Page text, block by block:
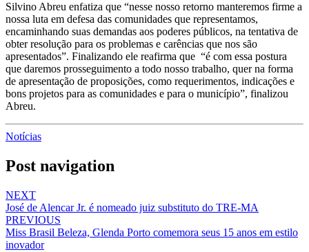
Silvino Abreu enfatiza que “nesse nosso retorno manteremos firme a
nossa luta em defesa das comunidades que representamos,
encaminhando suas demandas aos poderes públicos, na tentativa de
obter resolução para os problemas e carências que nos são
apresentados”. Finalizando ele reafirma que “é com essa postura
que daremos prosseguimento a todo nosso trabalho, quer na forma
de apresentação de proposições, como requerimentos, indicações e
bons projetos para as comunidades e para o município”, finalizou
Abreu.
Notícias
Post navigation
NEXT
José de Alencar Jr. é nomeado juiz substituto do TRE-MA
PREVIOUS
Miss Brasil Beleza, Glenda Porto comemora seus 15 anos em estilo
inovador